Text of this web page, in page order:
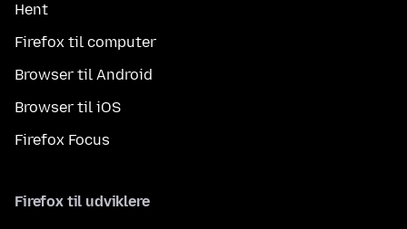
Hent
Firefox til computer
Browser til Android
Browser til iOS
Firefox Focus
Firefox til udviklere